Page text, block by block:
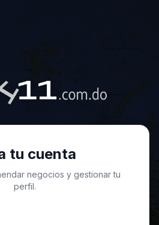
tu cuenta
negocios y gestionar tu
perfil.